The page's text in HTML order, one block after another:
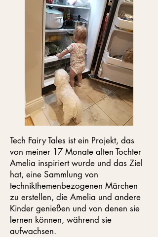
Tech Fairy Tales ist ein Projekt, das
von meiner 17 Monate alten Tochter
Amelia inspiriert wurde und das Ziel
hat, eine Sammlung von
technikthemenbezogenen Märchen
zu erstellen, die Amelia und andere
Kinder genießen und von denen sie
lernen können, während sie
aufwachsen.